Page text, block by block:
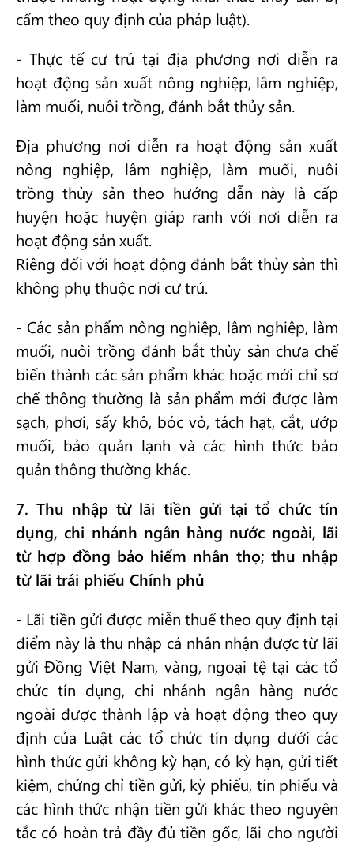
cấm theo quy định của pháp luật).
- Thực tế cư trú tại địa phương nơi diễn ra
hoạt động sản xuất nông nghiệp, lâm nghiệp,
làm muối, nuôi trồng, đánh bắt thủy sản.
Địa phương nơi diễn ra hoạt động sản xuất
nông nghiệp, lâm nghiệp, làm muối, nuôi
trồng thủy sản theo hướng dẫn này là cấp
huyện hoặc huyện giáp ranh với nơi diễn ra
hoạt động sản xuất.
Riêng đối với hoạt động đánh bắt thủy sản thì
không phụ thuộc nơi cư trú.
- Các sản phẩm nông nghiệp, lâm nghiệp, làm
muối, nuôi trồng đánh bắt thủy sản chưa chế
biến thành các sản phẩm khác hoặc mới chỉ sơ
chế thông thường là sản phẩm mới được làm
sạch, phơi, sấy khô, bóc vỏ, tách hạt, cắt, ướp
muối, bảo quản lạnh và các hình thức bảo
quản thông thường khác.
7. Thu nhập từ lãi tiền gửi tại tổ chức tín
dụng, chi nhánh ngân hàng nước ngoài, lãi
từ hợp đồng bảo hiểm nhân thọ; thu nhập
từ lãi trái phiếu Chính phủ
- Lãi tiền gửi được miễn thuế theo quy định tại
điểm này là thu nhập cá nhân nhận được từ lãi
gửi Đồng Việt Nam, vàng, ngoại tệ tại các tổ
chức tín dụng, chi nhánh ngân hàng nước
ngoài được thành lập và hoạt động theo quy
định của Luật các tổ chức tín dụng dưới các
hình thức gửi không kỳ hạn, có kỳ hạn, gửi tiết
kiệm, chứng chỉ tiền gửi, kỳ phiếu, tín phiếu và
các hình thức nhận tiền gửi khác theo nguyên
tắc có hoàn trả đầy đủ tiền gốc, lãi cho người